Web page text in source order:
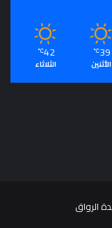
39
℃
الأثنين
42
℃
الثلاثاء